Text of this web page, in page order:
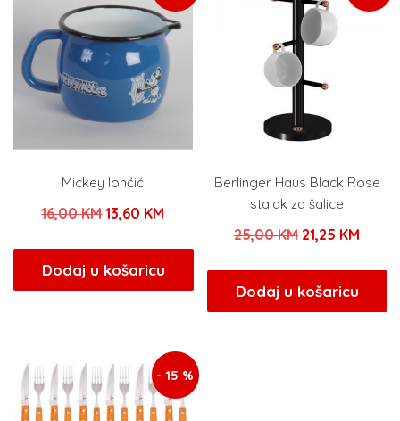
Mickey lonćić
16,00KMIzvorna
bila
je:
13,60 KM
je:
13,60 KM.
Dodaj u košaricu
Berlinger Haus Black Rose
stalak za šalice
25,00KM Izvorna
bila
je:
21,25 KM
21,25
Dodaj u košaricu
- 15 %